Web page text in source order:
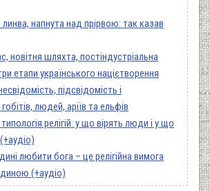
напнута над прірвою: так казав
новітня шляхта, постіндустріальна
етапи українського націєтворення
підсвідомість і
людей, аріїв та ельфів
релігій: у що вірять люди і у що
любити бога – це релігійна вимога
(+аудіо)